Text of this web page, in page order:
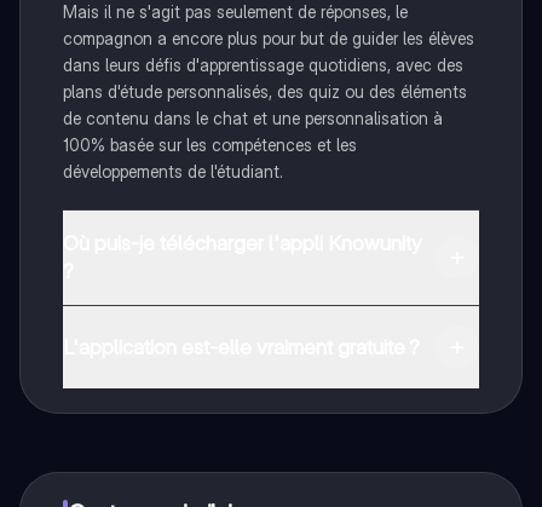
Mais il ne s'agit pas seulement de réponses, le
compagnon a encore plus pour but de guider les élèves
dans leurs défis d'apprentissage quotidiens, avec des
plans d'étude personnalisés, des quiz ou des éléments
de contenu dans le chat et une personnalisation à
100% basée sur les compétences et les
développements de l'étudiant.